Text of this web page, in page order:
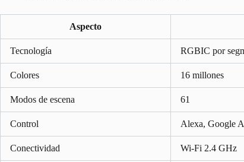
Aspecto
Tecnología RGBIC por
Colores 16 millones
Modos de escena 61
Control Alexa, Google
Conectividad Wi‑Fi 2.4 GHz